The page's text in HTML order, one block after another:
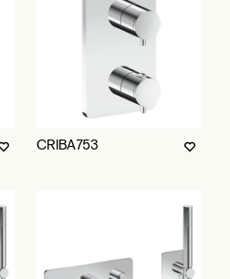
CRIBA753